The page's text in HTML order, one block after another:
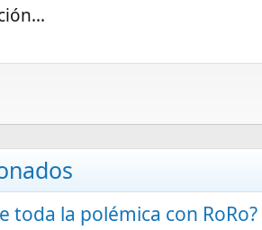
toda la polémica con RoRo?